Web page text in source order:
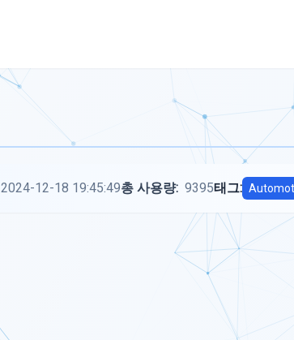
2024-12-18 19:45:49총 사용량: 9395태그: